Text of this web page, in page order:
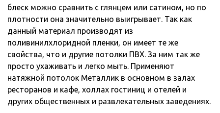
блеск можно сравнить с глянцем или сатином, но по
плотности она значительно выигрывает. Так как
данный материал производят из
поливинилхлоридной пленки, он имеет те же
свойства, что и другие потолки ПВХ. За ним так же
просто ухаживать и легко мыть. Применяют
натяжной потолок Металлик в основном в залах
ресторанов и кафе, холлах гостиниц и отелей и
других общественных и развлекательных заведениях.